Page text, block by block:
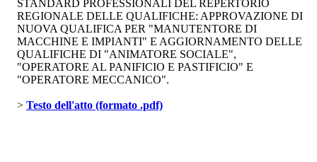
STANDARD PROFESSIONALI DEL REPERTORIO
REGIONALE DELLE QUALIFICHE: APPROVAZIONE DI
NUOVA QUALIFICA PER "MANUTENTORE DI
MACCHINE E IMPIANTI" E AGGIORNAMENTO DELLE
QUALIFICHE DI "ANIMATORE SOCIALE",
"OPERATORE AL PANIFICIO E PASTIFICIO" E
"OPERATORE MECCANICO".
> Testo dell'atto (formato .pdf)